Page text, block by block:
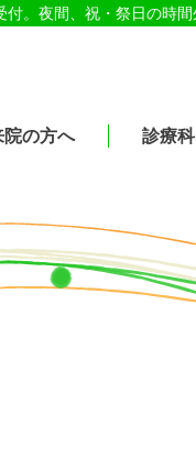
。夜間、祝・祭日の時間
院の方へ 診療